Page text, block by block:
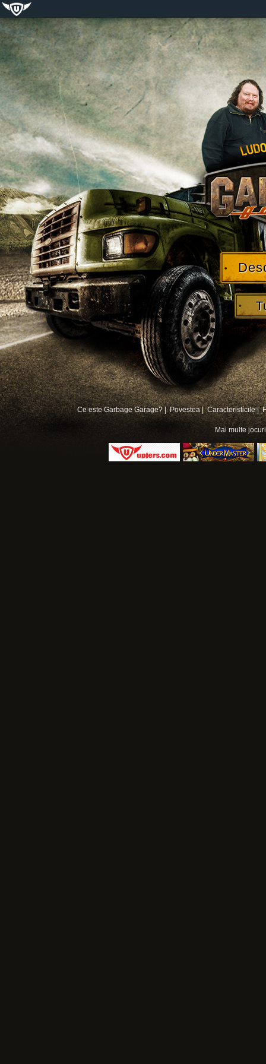
Ce este Garbage Garage? | Povestea | Caracteristicile |
Mai multe